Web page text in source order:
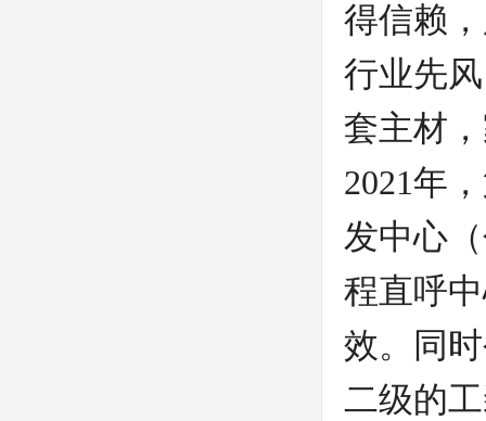
得信赖
行业先
套主材
2021年
发中心
程直呼
效。同
二级的